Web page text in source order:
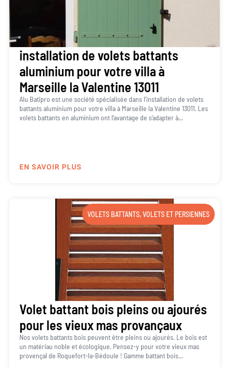
installation de volets battants
aluminium pour votre villa à
Marseille la Valentine 13011
Alu Batipro est une société spécialisée dans l’installation de volets
battants aluminium pour votre villa à Marseille la Valentine 13011. Les
volets battants en aluminium ont l’avantage de s’adapter à...
EN SAVOIR PLUS
VOLETS BATTANTS,VOLETS ET PERSIENNES
Volet battant bois pleins ou ajourés
pour les vieux mas provançaux
Nos volets battants bois peuvent être pleins ou ajourés. Le bois est
un matériau noble et écologique. Pensez-y pour votre vieux mas
provençal de Roquefort-la-Bédoule ! Gamme battant bois...